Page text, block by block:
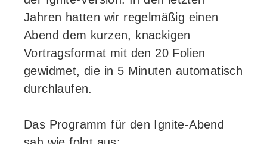
Jahren hatten wir regelmäßig einen
Abend dem kurzen, knackigen
Vortragsformat mit den 20 Folien
gewidmet, die in 5 Minuten automatisch
durchlaufen.
Das Programm für den Ignite-Abend